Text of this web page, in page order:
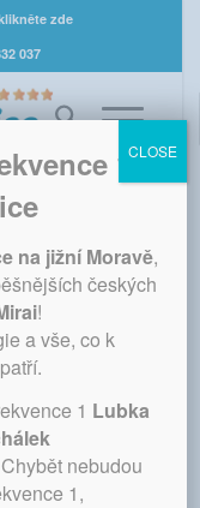
zde
037
1 v
na jižní Moravě,
českých
!
a vše, co k
1 Lubka
nebudou
1,
CLOSE